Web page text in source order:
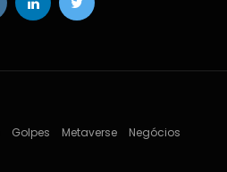
Golpes Metaverse
Negócios